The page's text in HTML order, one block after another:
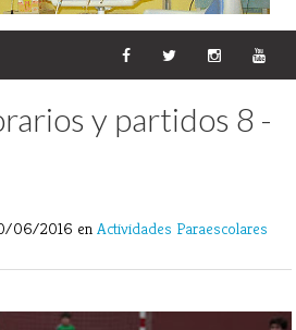
y partidos 8 -
06/2016 en Actividades Paraescolares